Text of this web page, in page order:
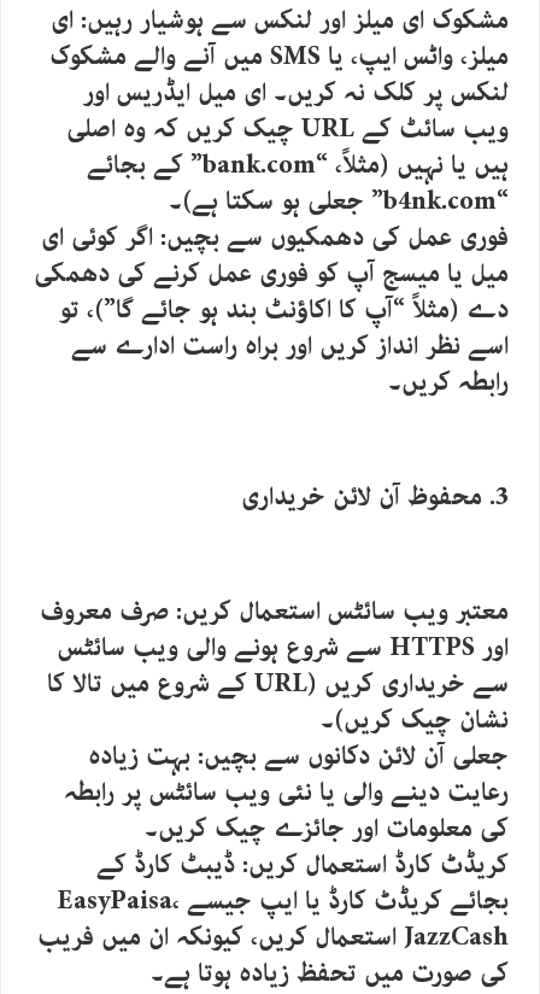
مشکوک ای میلز اور لنکس سے ہوشیار رہیں: ای
میلز، واٹس ایپ، یا SMS میں آنے والے مشکوک
لنکس پر کلک نہ کریں۔ ای میل ایڈریس اور
ویب سائٹ کے URL چیک کریں کہ وہ اصلی
ہیں یا نہیں (مثلاً، “bank.com” کے بجائے
“b4nk.com” جعلی ہو سکتا ہے)۔
فوری عمل کی دھمکیوں سے بچیں: اگر کوئی ای
میل یا میسج آپ کو فوری عمل کرنے کی دھمکی
دے (مثلاً “آپ کا اکاؤنٹ بند ہو جائے گا”)، تو
اسے نظر انداز کریں اور براہ راست ادارے سے
رابطہ کریں۔
3. محفوظ آن لائن خریداری
معتبر ویب سائٹس استعمال کریں: صرف معروف
اور HTTPS سے شروع ہونے والی ویب سائٹس
سے خریداری کریں (URL کے شروع میں تالا کا
نشان چیک کریں)۔
جعلی آن لائن دکانوں سے بچیں: بہت زیادہ
رعایت دینے والی یا نئی ویب سائٹس پر رابطہ
کی معلومات اور جائزے چیک کریں۔
کریڈٹ کارڈ استعمال کریں: ڈیبٹ کارڈ کے
بجائے کریڈٹ کارڈ یا ایپ جیسے EasyPaisa،
JazzCash استعمال کریں، کیونکہ ان میں فریب
کی صورت میں تحفظ زیادہ ہوتا ہے۔